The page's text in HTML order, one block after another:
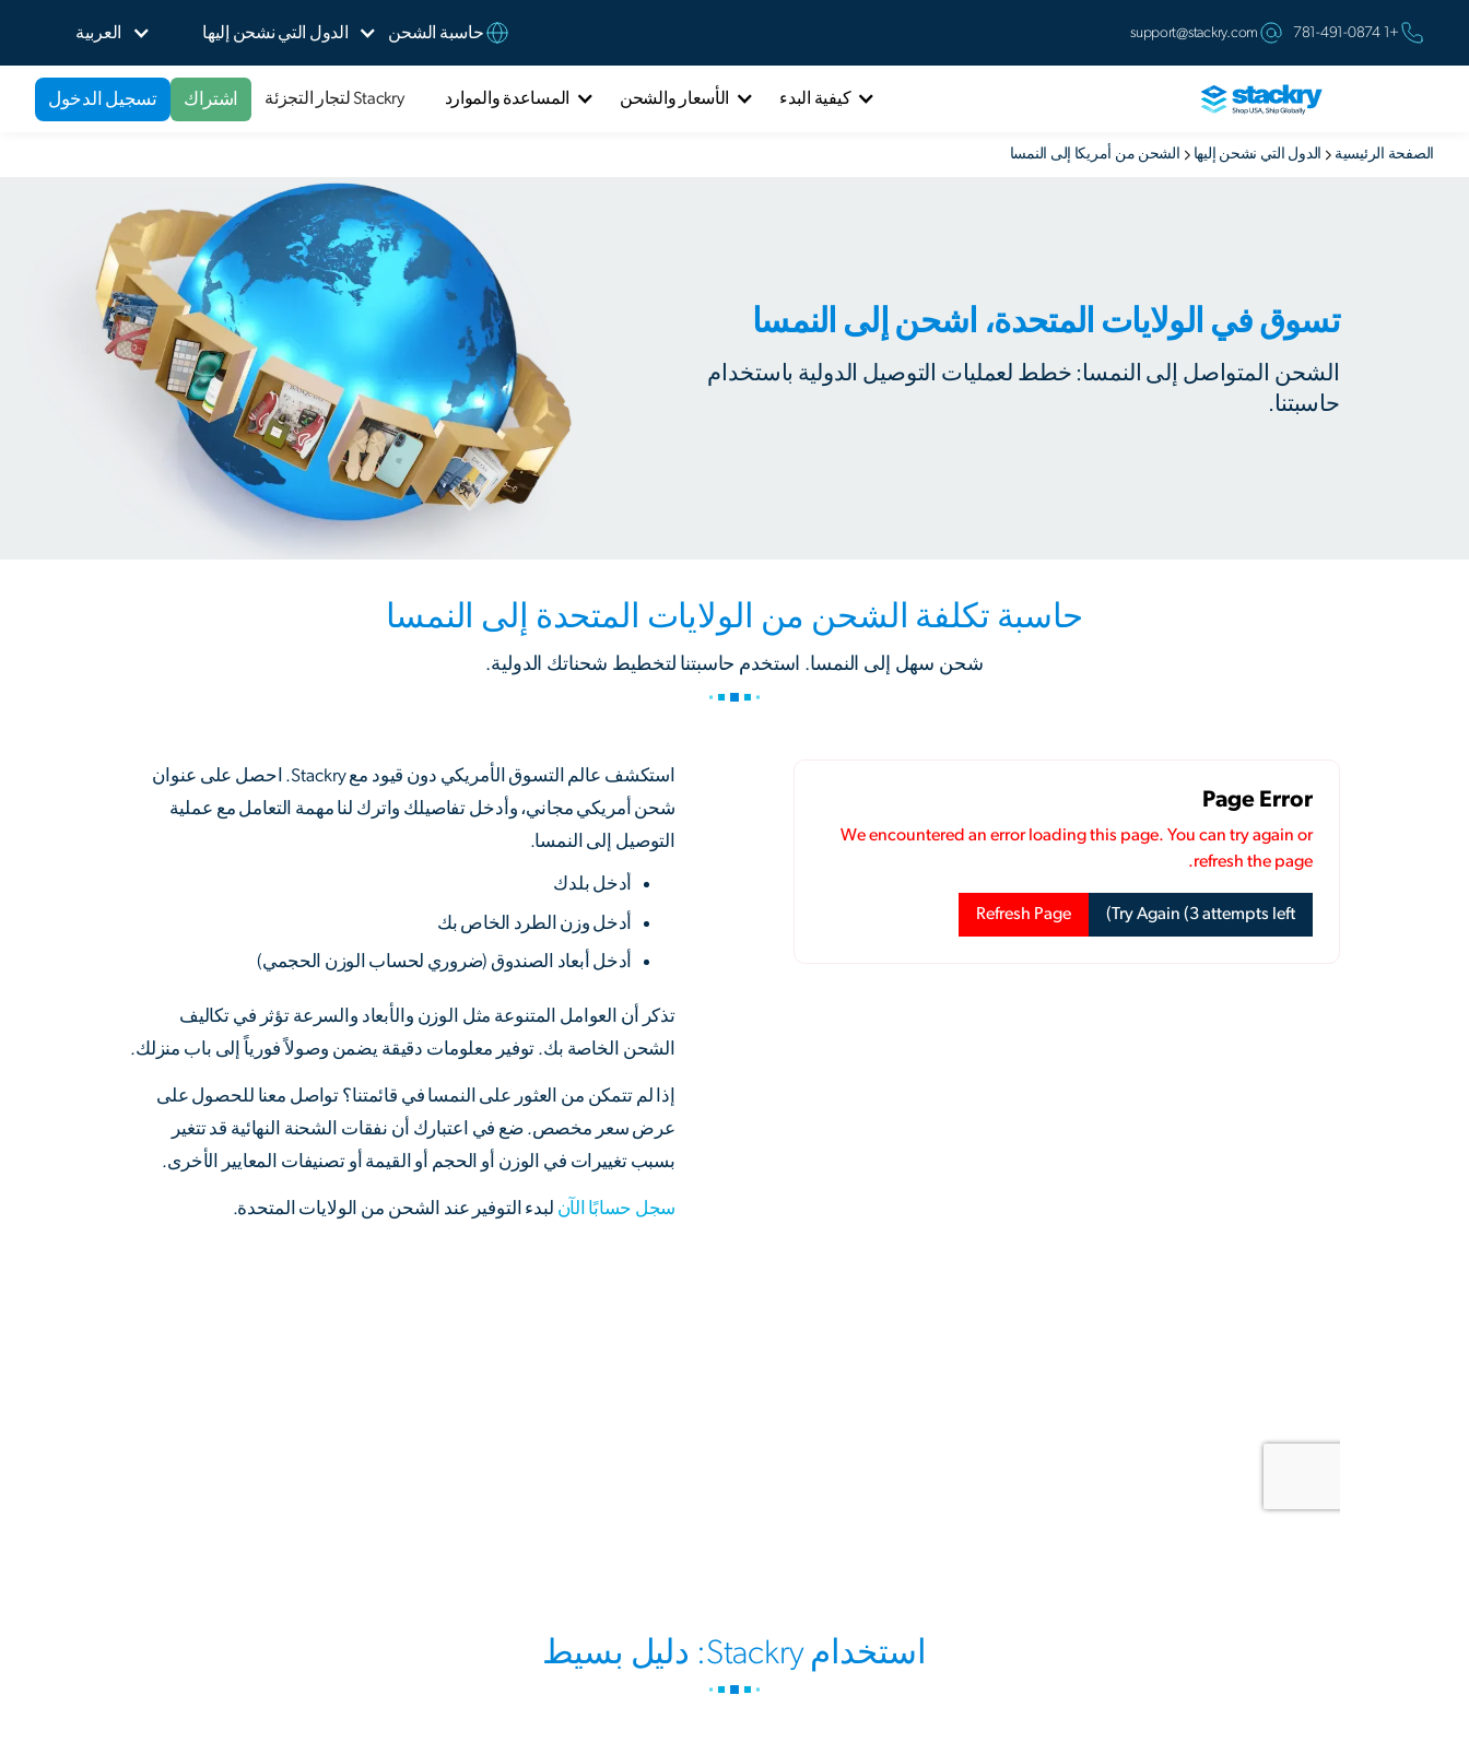
+1 781-491-0874
support@stackry.com حاسبة الشحن الدول التي نشحن إليها العربية
كيفية البدء الأسعار والشحن المساعدة والموارد Stackry لتجار التجزئة اشتراك تسجيل الدخول
الصفحة الرئيسية الدول التي نشحن إليها الشحن من أمريكا إلى النمسا
تسوق في الولايات المتحدة، اشحن إلى النمسا
الشحن المتواصل إلى النمسا: خطط لعمليات التوصيل الدولية باستخدام
حاسبتنا.
حاسبة تكلفة الشحن من الولايات المتحدة إلى النمسا
شحن سهل إلى النمسا. استخدم حاسبتنا لتخطيط شحناتك الدولية.
استكشف عالم التسوق الأمريكي دون قيود مع Stackry. احصل على عنوان
شحن أمريكي مجاني، وأدخل تفاصيلك واترك لنا مهمة التعامل مع عملية
التوصيل إلى النمسا.
أدخل بلدك
أدخل وزن الطرد الخاص بك
أدخل أبعاد الصندوق (ضروري لحساب الوزن الحجمي)
تذكر أن العوامل المتنوعة مثل الوزن والأبعاد والسرعة تؤثر في تكاليف
الشحن الخاصة بك. توفير معلومات دقيقة يضمن وصولاً فورياً إلى باب منزلك.
إذا لم تتمكن من العثور على النمسا في قائمتنا؟ تواصل معنا للحصول على
عرض سعر مخصص. ضع في اعتبارك أن نفقات الشحنة النهائية قد تتغير
بسبب تغييرات في الوزن أو الحجم أو القيمة أو تصنيفات المعايير الأخرى.
سجل حسابًا الآن لبدء التوفير عند الشحن من الولايات المتحدة.
استخدام Stackry: دليل بسيط